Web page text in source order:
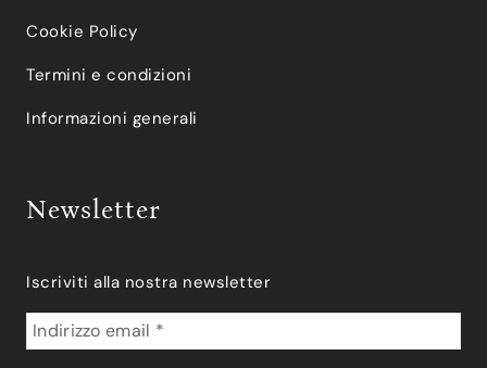
Cookie Policy
Termini e condizioni
Informazioni generali
Newsletter
Iscriviti alla nostra newsletter